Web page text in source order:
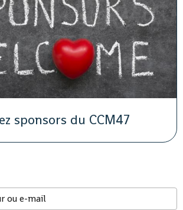
sponsors du CCM47